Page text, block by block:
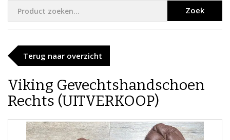
Zoek
Terug naar overzicht
Viking Gevechtshandschoen
Rechts (UITVERKOOP)